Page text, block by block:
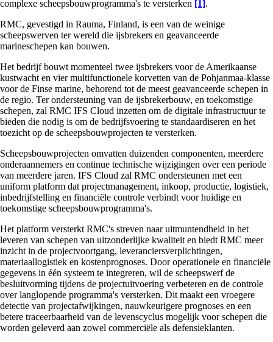
complexe scheepsbouwprogramma's te versterken [1].
RMC, gevestigd in Rauma, Finland, is een van de weinige
scheepswerven ter wereld die ijsbrekers en geavanceerde
marineschepen kan bouwen.
Het bedrijf bouwt momenteel twee ijsbrekers voor de Amerikaanse
kustwacht en vier multifunctionele korvetten van de Pohjanmaa-klasse
voor de Finse marine, behorend tot de meest geavanceerde schepen in
de regio. Ter ondersteuning van de ijsbrekerbouw, en toekomstige
schepen, zal RMC IFS Cloud inzetten om de digitale infrastructuur te
bieden die nodig is om de bedrijfsvoering te standaardiseren en het
toezicht op de scheepsbouwprojecten te versterken.
Scheepsbouwprojecten omvatten duizenden componenten, meerdere
onderaannemers en continue technische wijzigingen over een periode
van meerdere jaren. IFS Cloud zal RMC ondersteunen met een
uniform platform dat projectmanagement, inkoop, productie, logistiek,
inbedrijfstelling en financiële controle verbindt voor huidige en
toekomstige scheepsbouwprogramma's.
Het platform versterkt RMC's streven naar uitmuntendheid in het
leveren van schepen van uitzonderlijke kwaliteit en biedt RMC meer
inzicht in de projectvoortgang, leveranciersverplichtingen,
materiaallogistiek en kostenprognoses. Door operationele en financiële
gegevens in één systeem te integreren, wil de scheepswerf de
besluitvorming tijdens de projectuitvoering verbeteren en de controle
over langlopende programma's versterken. Dit maakt een vroegere
detectie van projectafwijkingen, nauwkeurigere prognoses en een
betere traceerbaarheid van de levenscyclus mogelijk voor schepen die
worden geleverd aan zowel commerciële als defensieklanten.